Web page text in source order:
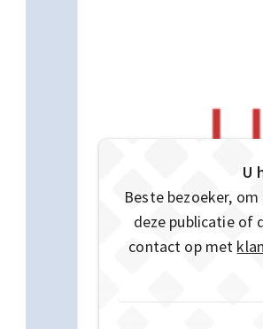
U
Beste bezoeker,
deze publicatie of
contact op met